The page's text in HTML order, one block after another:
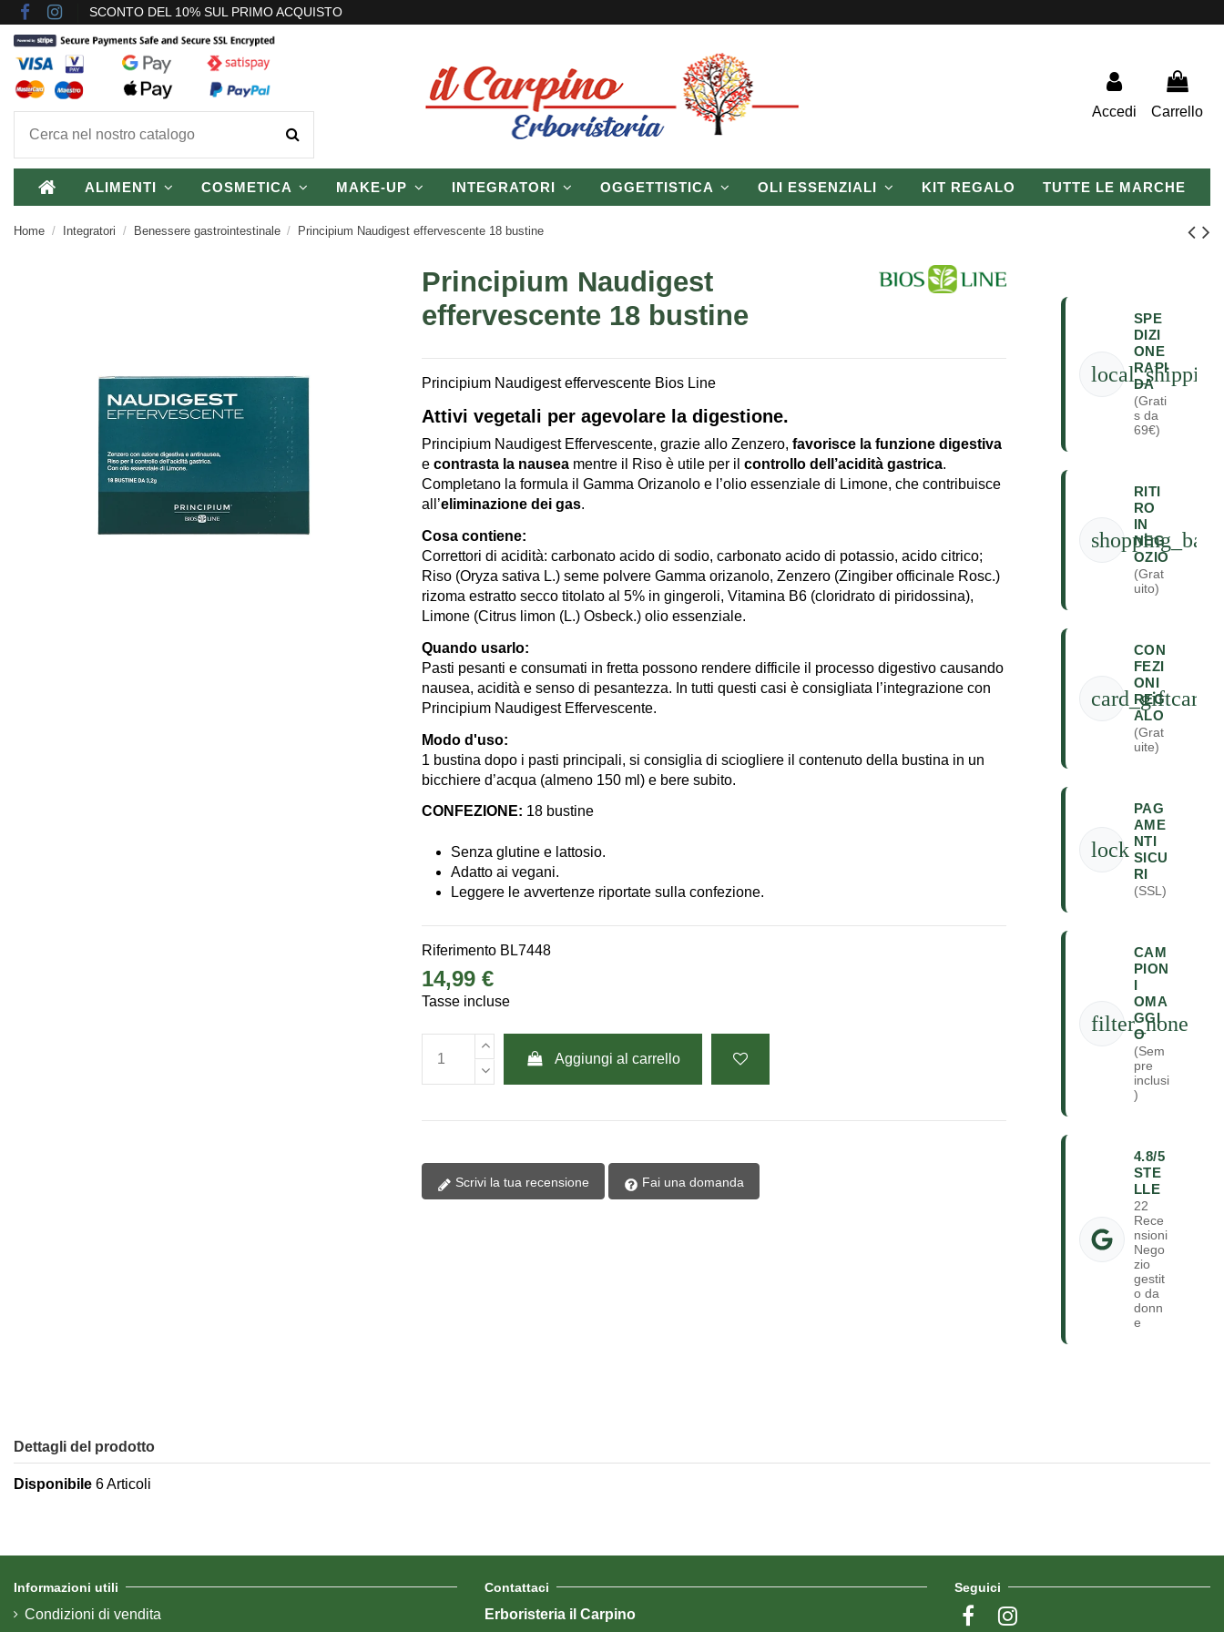
SCONTO DEL 10% SUL PRIMO ACQUISTO
Accedi Carrello
ALIMENTI COSMETICA MAKE-UP INTEGRATORI OGGETTISTICA OLI ESSENZIALI KIT REGALO TUTTE LE MARCHE
Home Integratori Benessere gastrointestinale Principium Naudigest effervescente 18 bustine
Principium Naudigest
effervescente 18 bustine
Principium Naudigest effervescente Bios Line
Attivi vegetali per agevolare la digestione.
Principium Naudigest Effervescente, grazie allo Zenzero, favorisce la funzione digestiva
e contrasta la nauseamentre il Riso è utile per il controllo dell’acidità gastrica.
Completano la formula il Gamma Orizanolo e l’olio essenziale di Limone, che contribuisce
all’eliminazione dei gas.
Cosa contiene:
Correttori di acidità: carbonato acido di sodio, carbonato acido di potassio, acido citrico;
Riso (Oryza sativa L.) seme polvere Gamma orizanolo, Zenzero (Zingiber officinale Rosc.)
rizoma estratto secco titolato al 5% in gingeroli, Vitamina B6 (cloridrato di piridossina),
Limone (Citrus limon (L.) Osbeck.) olio essenziale.
Quando usarlo:
Pasti pesanti e consumati in fretta possono rendere difficile il processo digestivo causando
nausea, acidità e senso di pesantezza. In tutti questi casi è consigliata l’integrazione con
Principium Naudigest Effervescente.
Modo d'uso:
1 bustina dopo i pasti principali, si consiglia di sciogliere il contenuto della bustina in un
bicchiere d’acqua (almeno 150 ml) e bere subito.
CONFEZIONE: 18 bustine
Senza glutine e lattosio.
Adatto ai vegani.
Leggere le avvertenze riportate sulla confezione.
Riferimento BL7448
14,99 €
Tasse incluse
Aggiungi al carrello
Scrivi la tua recensione Fai una domanda
local_shipping
SPE
DIZI
ONE
RAPI
DA
(Grati
s da
69€)
shopping_bag
RITI
RO
IN
NEG
OZIO
(Grat
uito)
card_giftcard
CON
FEZI
ONI
REG
ALO
(Grat
uite)
lock
PAG
AME
NTI
SICU
RI
(SSL)
filter_none
CAM
PION
I
OMA
GGI
O
(Sem
pre
inclusi
)
4.8/5
STE
LLE
22
Rece
nsioni
Nego
zio
gestit
o da
donn
e
Dettagli del prodotto
Disponibile 6 Articoli
Informazioni utili
Condizioni di vendita
Contattaci
Erboristeria il Carpino
Seguici